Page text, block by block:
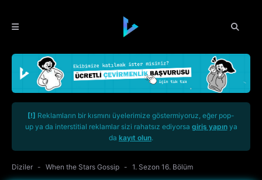
[!] Reklamların bir kısmını üyelerimize göstermiyoruz, eğer pop-
up ya da interstitial reklamlar sizi rahatsız ediyorsa giriş yapınya
da kayıt olun.
Diziler When the Stars Gossip 1. Sezon 16. Bölüm